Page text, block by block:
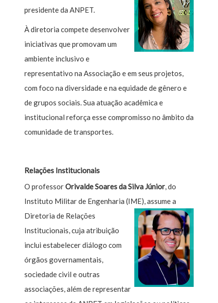
presidente da ANPET.
À diretoria compete desenvolver
iniciativas que promovam um
ambiente inclusivo e
representativo na Associação e em seus projetos,
com foco na diversidade e na equidade de gênero e
de grupos sociais. Sua atuação acadêmica e
institucional reforça esse compromisso no âmbito da
comunidade de transportes.
Relações Institucionais
O professorOrivalde Soares da Silva Júnior, do
Instituto Militar de Engenharia (IME),assume a
Diretoria de Relações
Institucionais, cuja atribuição
inclui estabelecer diálogo com
órgãos governamentais,
sociedade civil e outras
associações, além de representar